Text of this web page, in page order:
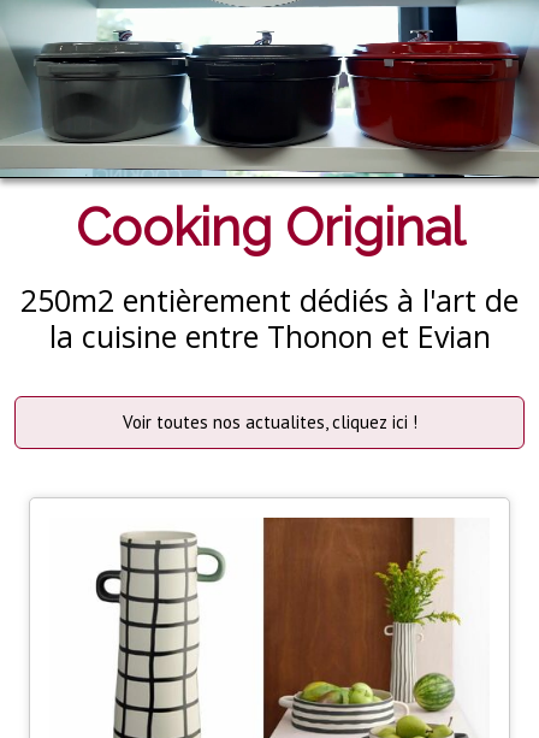
Cooking Original
250m2 entièrement dédiés à l'art de
la cuisine entre Thonon et Evian
Voir toutes nos actualites, cliquez ici !